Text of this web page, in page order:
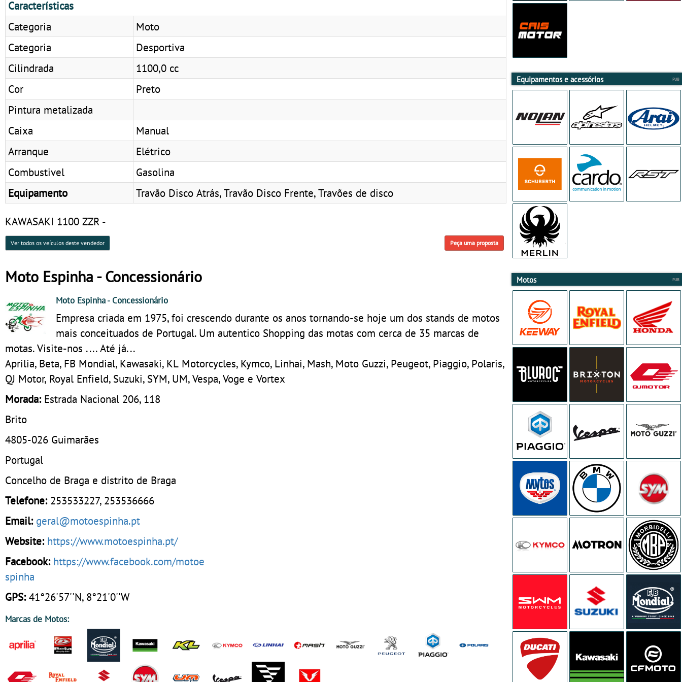
Características
Categoria
Moto
Categoria
Desportiva
Cilindrada
1100,0 cc
Cor
Preto
Pintura metalizada
Caixa
Manual
Arranque
Elétrico
Combustivel
Gasolina
Equipamento
Travão Disco Atrás, Travão Disco Frente, Travões de disco
KAWASAKI 1100 ZZR -
Ver todos os veículos deste vendedor Peça uma proposta
Moto Espinha - Concessionário
Moto Espinha- Concessionário
Empresa criada em 1975, foi crescendo durante os anos tornando-se hoje um dos stands de motos
mais conceituados de Portugal. Um autentico Shopping das motas com cerca de 35 marcas de
motas. Visite-nos .... Até já...
Aprilia, Beta, FB Mondial, Kawasaki, KL Motorcycles, Kymco, Linhai, Mash, Moto Guzzi, Peugeot, Piaggio, Polaris,
QJ Motor, Royal Enfield, Suzuki, SYM, UM, Vespa, Voge e Vortex
Morada: Estrada Nacional 206, 118
Brito
4805-026 Guimarães
Portugal
Concelho de Braga e distrito de Braga
Telefone: 253533227, 253536666
Email: geral@motoespinha.pt
Website: https://www.motoespinha.pt/
Facebook: https://www.facebook.com/motoe
spinha
GPS:41°26'57''N, 8°21'0''W
Marcas de Motos:
Equipamentos e acessórios
Motos